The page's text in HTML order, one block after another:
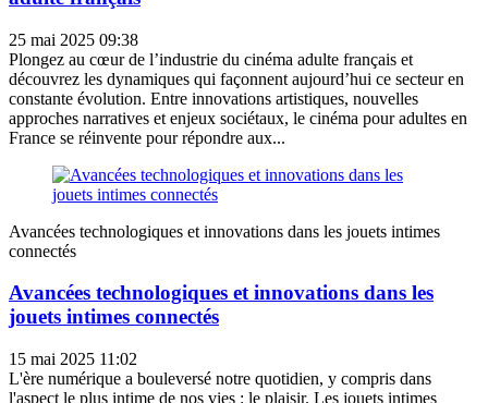
25 mai 2025 09:38
Plongez au cœur de l’industrie du cinéma adulte français et
découvrez les dynamiques qui façonnent aujourd’hui ce secteur en
constante évolution. Entre innovations artistiques, nouvelles
approches narratives et enjeux sociétaux, le cinéma pour adultes en
France se réinvente pour répondre aux...
Avancées technologiques et innovations dans les jouets intimes
connectés
Avancées technologiques et innovations dans les
jouets intimes connectés
15 mai 2025 11:02
L'ère numérique a bouleversé notre quotidien, y compris dans
l'aspect le plus intime de nos vies : le plaisir. Les jouets intimes